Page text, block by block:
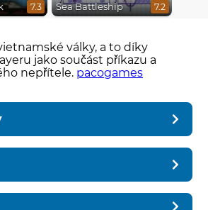
7.3 Sea Battleship 7.2
války, a to díky
jako součást příkazu a
nepřítele. pacogames